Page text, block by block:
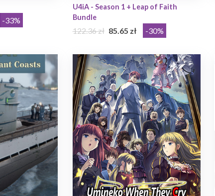
-33%
U4iA - Season 1 + Leap of Faith
Bundle
122.36 zł 85.65 zł -30%